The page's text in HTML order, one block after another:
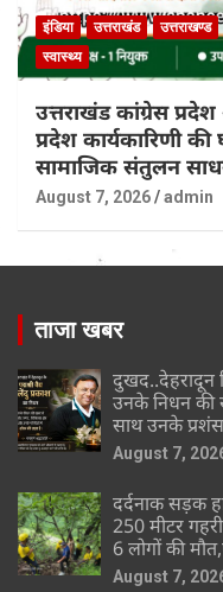
इंडिया उत्तराखंड उत्तराखण्ड
स्वास्थ्य
उत्तराखंड कांग्रेस
प्रदेश कार्यकारिणी
सामाजिक संतुलन
August 7, 2026 admin
ताजा खबर
दुखद..देहरादून
उनके निधन
साथ उनके
August 7,
दर्दनाक सड़क
250 मीटर
6 लोगों की
August 7,